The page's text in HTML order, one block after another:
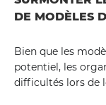
DE MODÈLES
Bien que les
potentiel, les
difficultés lors de